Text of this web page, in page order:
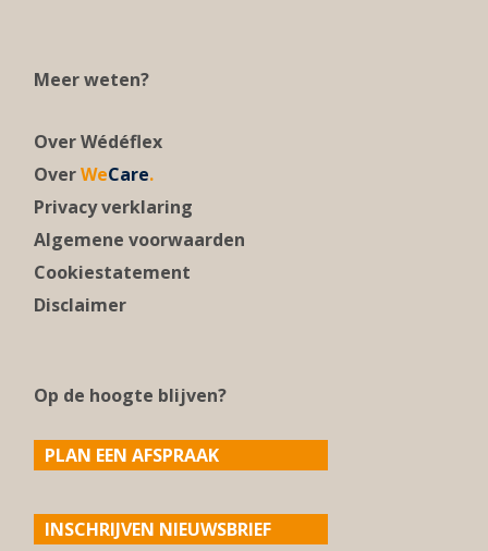
Meer weten?
Over Wédéflex
OverWeCare.
Privacy verklaring
Algemene voorwaarden
Cookiestatement
Disclaimer
Op de hoogte blijven?
PLAN EEN AFSPRAAK
INSCHRIJVEN NIEUWSBRIEF